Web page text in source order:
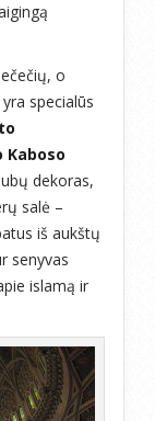
o
specialūs
Kaboso
dekoras,
salė –
iš aukštų
senyvas
islamą ir